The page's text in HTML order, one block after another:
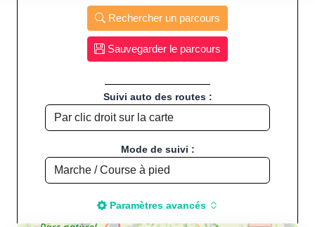
Rechercher un parcours
Sauvegarder le parcours
Suivi auto des routes :
Mode de suivi :
Paramètres avancés